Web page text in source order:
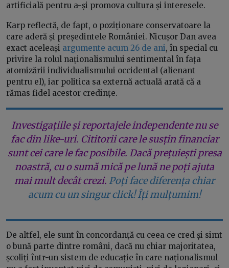
artificială pentru a-și promova cultura și interesele.
Karp reflectă, de fapt, o poziționare conservatoare la
care aderă și președintele României. Nicușor Dan avea
exact aceleași argumente acum 26 de ani, în special cu
privire la rolul naționalismului sentimental în fața
atomizării individualismului occidental (alienant
pentru el), iar politica sa externă actuală arată că a
rămas fidel acestor credințe.
Investigațiile și reportajele independente nu se
fac din like-uri. Cititorii care le susțin financiar
sunt cei care le fac posibile. Dacă prețuiești presa
noastră, cu o sumă mică pe lună ne poți ajuta
mai mult decât crezi. Poți face diferența chiar
acum cu un singur click! Îți mulțumim!
De altfel, ele sunt în concordanță cu ceea ce cred și simt
o bună parte dintre români, dacă nu chiar majoritatea,
școliți într-un sistem de educație în care naționalismul